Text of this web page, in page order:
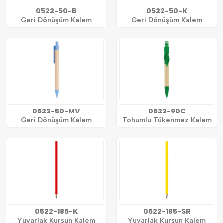
0522-50-B
Geri Dönüşüm Kalem
0522-50-K
Geri Dönüşüm Kalem
0522-50-MV
Geri Dönüşüm Kalem
0522-90C
Tohumlu Tükenmez Kalem
0522-185-K
Yuvarlak Kurşun Kalem
0522-185-SR
Yuvarlak Kurşun Kalem